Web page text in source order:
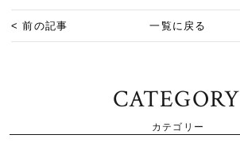
< 前の記事 一覧に戻る
CATEGORY
カテゴリー